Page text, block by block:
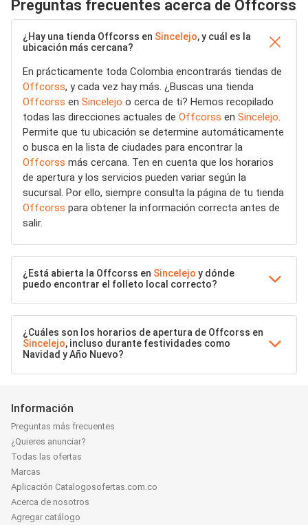
Preguntas frecuentes acerca de Offcorss
¿Hay una tienda Offcorss en Sincelejo, y cuál es la
ubicación más cercana?
En prácticamente toda Colombia encontrarás tiendas de
Offcorss, y cada vez hay más. ¿Buscas una tienda
Offcorss en Sincelejo o cerca de ti? Hemos recopilado
todas las direcciones actuales de Offcorss en Sincelejo.
Permite que tu ubicación se determine automáticamente
o busca en la lista de ciudades para encontrar la
Offcorss más cercana. Ten en cuenta que los horarios
de apertura y los servicios pueden variar según la
sucursal. Por ello, siempre consulta la página de tu tienda
Offcorss para obtener la información correcta antes de
salir.
¿Está abierta la Offcorss en Sincelejo y dónde
puedo encontrar el folleto local correcto?
¿Cuáles son los horarios de apertura de Offcorss en
Sincelejo, incluso durante festividades como
Navidad y Año Nuevo?
Información
Preguntas más frecuentes
¿Quieres anunciar?
Todas las ofertas
Marcas
Aplicación Catalogosofertas.com.co
Acerca de nosotros
Agregar catálogo